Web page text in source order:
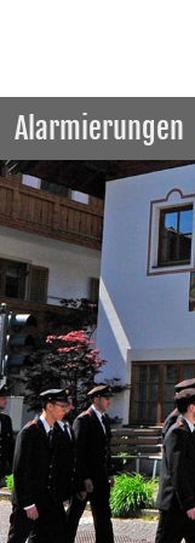
Alarmierungen